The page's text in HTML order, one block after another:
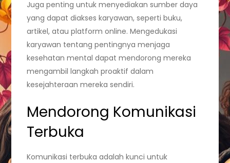
Juga penting untuk menyediakan sumber daya
yang dapat diakses karyawan, seperti buku,
artikel, atau platform online. Mengedukasi
karyawan tentang pentingnya menjaga
kesehatan mental dapat mendorong mereka
mengambil langkah proaktif dalam
kesejahteraan mereka sendiri.
Mendorong Komunikasi
Terbuka
Komunikasi terbuka adalah kunci untuk